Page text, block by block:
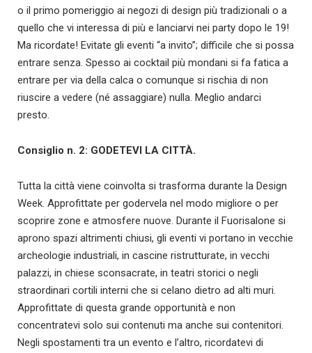
o il primo pomeriggio ai negozi di design più tradizionali o a
quello che vi interessa di più e lanciarvi nei party dopo le 19!
Ma ricordate! Evitate gli eventi “a invito”; difficile che si possa
entrare senza. Spesso ai cocktail più mondani si fa fatica a
entrare per via della calca o comunque si rischia di non
riuscire a vedere (né assaggiare) nulla. Meglio andarci
presto.
Consiglio n. 2: GODETEVI LA CITTÀ.
Tutta la città viene coinvolta si trasforma durante la Design
Week. Approfittate per godervela nel modo migliore o per
scoprire zone e atmosfere nuove. Durante il Fuorisalone si
aprono spazi altrimenti chiusi, gli eventi vi portano in vecchie
archeologie industriali, in cascine ristrutturate, in vecchi
palazzi, in chiese sconsacrate, in teatri storici o negli
straordinari cortili interni che si celano dietro ad alti muri.
Approfittate di questa grande opportunità e non
concentratevi solo sui contenuti ma anche sui contenitori.
Negli spostamenti tra un evento e l’altro, ricordatevi di